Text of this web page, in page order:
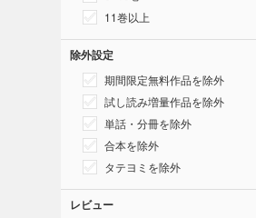
11巻以上
除外設定
期間限定無料作品を除外
試し読み増量作品を除外
単話・分冊を除外
合本を除外
タテヨミを除外
レビュー